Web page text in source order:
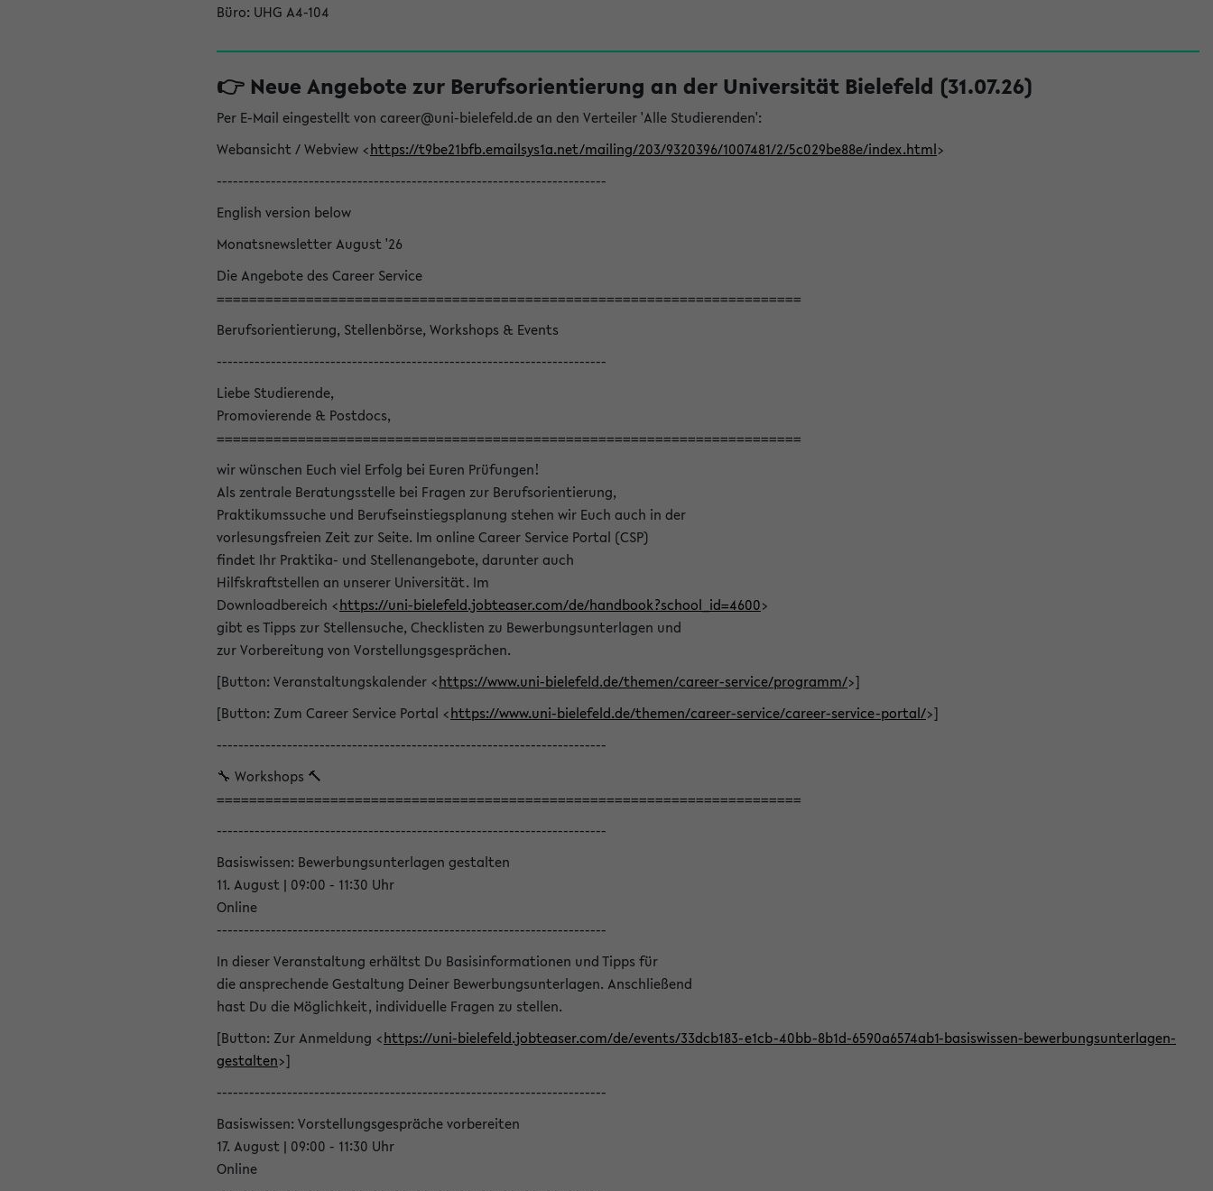
Büro: UHG A4-104
👉 Neue Angebote zur Berufsorientierung an der Universität Bielefeld (31.07.26)
Per E-Mail eingestellt von career@uni-bielefeld.de an den Verteiler 'Alle Studierenden':
Webansicht / Webview <https://t9be21bfb.emailsys1a.net/mailing/203/9320396/1007481/2/5c029be88e/index.html>
------------------------------------------------------------------------
English version below
Monatsnewsletter August '26
Die Angebote des Career Service
========================================================================
Berufsorientierung, Stellenbörse, Workshops & Events
------------------------------------------------------------------------
Liebe Studierende,
Promovierende & Postdocs,
========================================================================
wir wünschen Euch viel Erfolg bei Euren Prüfungen!
Als zentrale Beratungsstelle bei Fragen zur Berufsorientierung,
Praktikumssuche und Berufseinstiegsplanung stehen wir Euch auch in der
vorlesungsfreien Zeit zur Seite. Im online Career Service Portal (CSP)
findet Ihr Praktika- und Stellenangebote, darunter auch
Hilfskraftstellen an unserer Universität. Im
Downloadbereich <https://uni-bielefeld.jobteaser.com/de/handbook?school_id=4600>
gibt es Tipps zur Stellensuche, Checklisten zu Bewerbungsunterlagen und
zur Vorbereitung von Vorstellungsgesprächen.
[Button: Veranstaltungskalender <https://www.uni-bielefeld.de/themen/career-service/programm/>]
[Button: Zum Career Service Portal <https://www.uni-bielefeld.de/themen/career-service/career-service-portal/>]
------------------------------------------------------------------------
🔧 Workshops 🔨
========================================================================
------------------------------------------------------------------------
Basiswissen: Bewerbungsunterlagen gestalten
11. August | 09:00 - 11:30 Uhr
Online
------------------------------------------------------------------------
In dieser Veranstaltung erhältst Du Basisinformationen und Tipps für
die ansprechende Gestaltung Deiner Bewerbungsunterlagen. Anschließend
hast Du die Möglichkeit, individuelle Fragen zu stellen.
[Button: Zur Anmeldung <https://uni-bielefeld.jobteaser.com/de/events/33dcb183-e1cb-40bb-8b1d-6590a6574ab1-basiswissen-bewerbungsunterlagen-
gestalten>]
------------------------------------------------------------------------
Basiswissen: Vorstellungsgespräche vorbereiten
17. August | 09:00 - 11:30 Uhr
Online